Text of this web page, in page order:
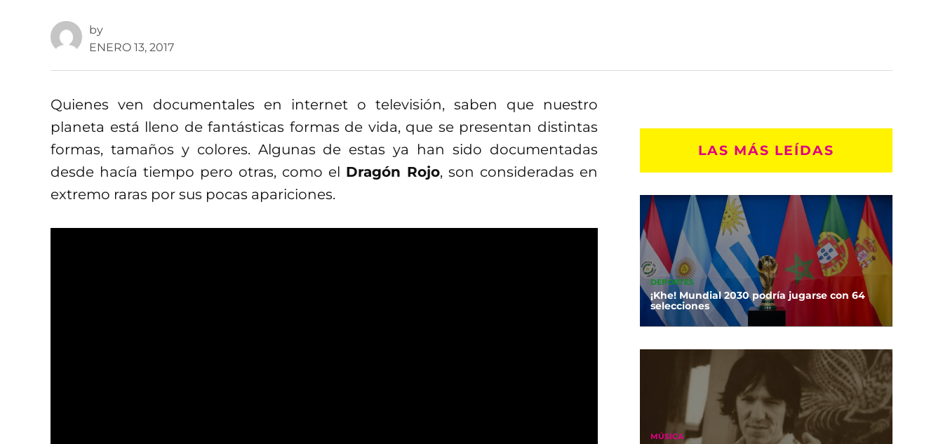
by
ENERO 13, 2017
Quienes ven documentales en internet o televisión, saben que nuestro
planeta está lleno de fantásticas formas de vida, que se presentan distintas
formas, tamaños y colores. Algunas de estas ya han sido documentadas
desde hacía tiempo pero otras, como el Dragón Rojo, son consideradas en
extremo raras por sus pocas apariciones.
LAS MÁS LEÍDAS
DEPORTES
¡Khe! Mundial 2030 podría jugarse con 64
selecciones
MÚSICA